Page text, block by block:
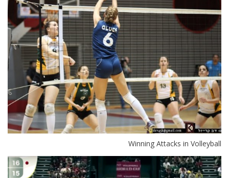
Winning Attacks in Volleyball